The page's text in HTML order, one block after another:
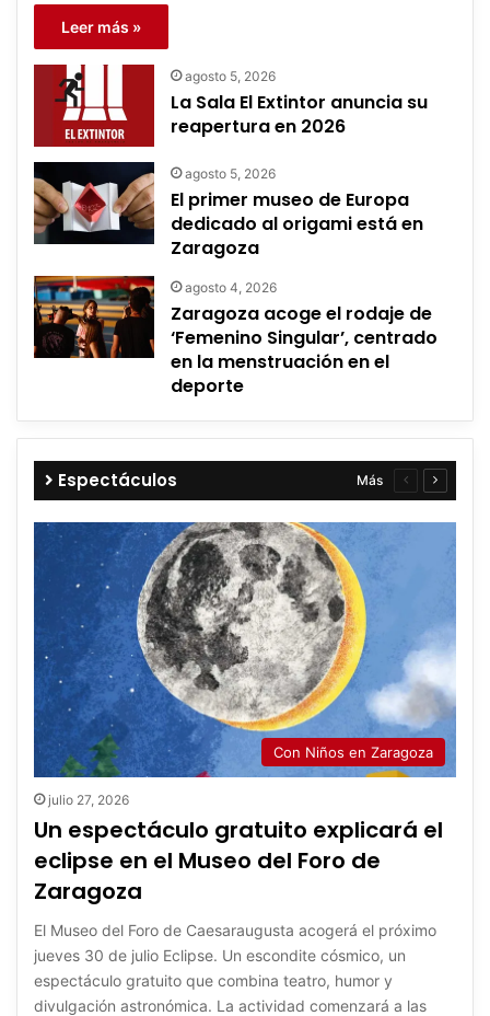
Leer más »
agosto 5, 2026
La Sala El Extintor anuncia su
reapertura en 2026
agosto 5, 2026
El primer museo de Europa
dedicado al origami está en
Zaragoza
agosto 4, 2026
Zaragoza acoge el rodaje de
‘Femenino Singular’, centrado
en la menstruación en el
deporte
Espectáculos Más
Página
anterior
Con Niños en Zaragoza
julio 27, 2026
Un espectáculo gratuito explicará el
eclipse en el Museo del Foro de
Zaragoza
El Museo del Foro de Caesaraugusta acogerá el próximo
jueves 30 de julio Eclipse. Un escondite cósmico, un
espectáculo gratuito que combina teatro, humor y
divulgación astronómica. La actividad comenzará a las